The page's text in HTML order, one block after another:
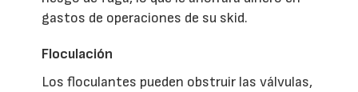
gastos de operaciones de su skid.
Floculación
Los floculantes pueden obstruir las válvulas,